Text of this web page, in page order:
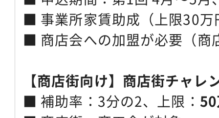
■ 事業所家賃助成（上限30万
■ 商店会への加盟が必要（商
【商店街向け】商店街チャレ
■ 補助率：3分の2、上限：